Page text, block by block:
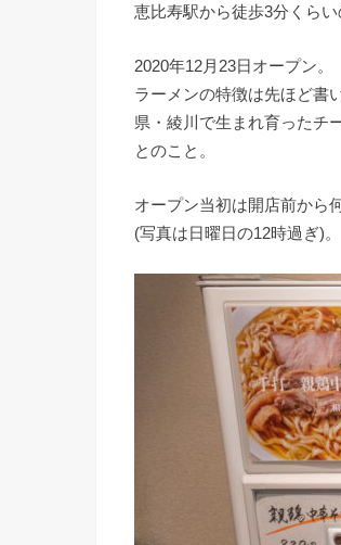
恵比寿駅から徒歩3分くら
2020年12月23日オープン。
ラーメンの特徴は先ほど書
県・綾川で生まれ育ったチ
とのこと。
オープン当初は開店前から
(写真は日曜日の12時過ぎ)。